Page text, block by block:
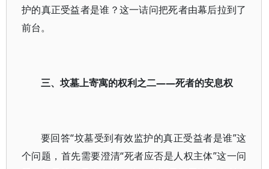
护的真正受益者是谁？这一诘问把死者由幕后拉到了
前台。
三、坟墓上寄寓的权利之二——死者的安息权
要回答“坟墓受到有效监护的真正受益者是谁”这
个问题，首先需要澄清“死者应否是人权主体”这一问